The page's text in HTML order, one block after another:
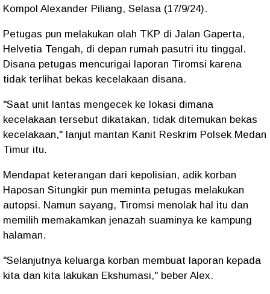
Kompol Alexander Piliang, Selasa (17/9/24).
Petugas pun melakukan olah TKP di Jalan Gaperta,
Helvetia Tengah, di depan rumah pasutri itu tinggal.
Disana petugas mencurigai laporan Tiromsi karena
tidak terlihat bekas kecelakaan disana.
"Saat unit lantas mengecek ke lokasi dimana
kecelakaan tersebut dikatakan, tidak ditemukan bekas
kecelakaan," lanjut mantan Kanit Reskrim Polsek Medan
Timur itu.
Mendapat keterangan dari kepolisian, adik korban
Haposan Situngkir pun meminta petugas melakukan
autopsi. Namun sayang, Tiromsi menolak hal itu dan
memilih memakamkan jenazah suaminya ke kampung
halaman.
"Selanjutnya keluarga korban membuat laporan kepada
kita dan kita lakukan Ekshumasi," beber Alex.